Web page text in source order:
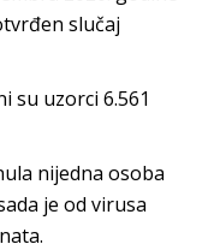
slučaj
su uzorci 6.561
nijedna osoba
je od virusa